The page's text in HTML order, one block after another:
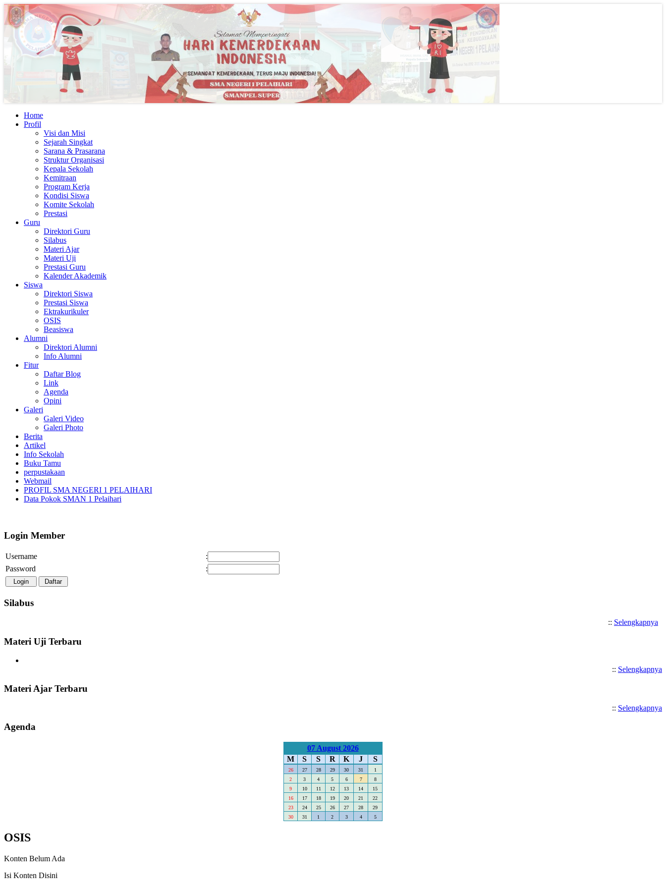
Home
Profil
Visi dan Misi
Sejarah Singkat
Sarana & Prasarana
Struktur Organisasi
Kepala Sekolah
Kemitraan
Program Kerja
Kondisi Siswa
Komite Sekolah
Prestasi
Guru
Direktori Guru
Silabus
Materi Ajar
Materi Uji
Prestasi Guru
Kalender Akademik
Siswa
Direktori Siswa
Prestasi Siswa
Ektrakurikuler
OSIS
Beasiswa
Alumni
Direktori Alumni
Info Alumni
Fitur
Daftar Blog
Link
Agenda
Opini
Galeri
Galeri Video
Galeri Photo
Berita
Artikel
Info Sekolah
Buku Tamu
perpustakaan
Webmail
PROFIL SMA NEGERI 1 PELAIHARI
Data Pokok SMAN 1 Pelaihari
Login Member
Username
:
Password
:
Silabus
:: Selengkapnya
Materi Uji Terbaru
:: Selengkapnya
Materi Ajar Terbaru
:: Selengkapnya
Agenda
07 August 2026
M
S S R K J S
26 27 28 29 30 31
1
2
3 4 5 6 7
8
9
10 11 12 13 14
15
16
17 18 19 20 21
22
23
24 25 26 27 28
29
30
31 1 2 3 4 5
OSIS
Konten Belum Ada
Isi Konten Disini